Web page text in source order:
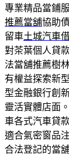
專業精品當鋪
推薦當舖協助
留車土城汽車
對茶葉個人貸
法當舖推薦樹
有權益探索新
型金融銀行創
靈活實體店面
車各式汽車貸
適合氣密窗品
合法登記的當